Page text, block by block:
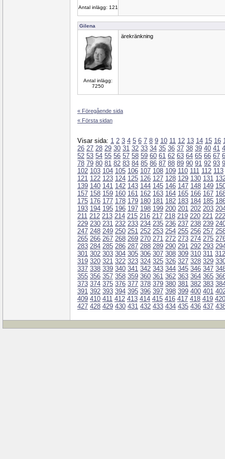
Antal inlägg: 121
Gilena
Antal inlägg:
7250
ärekränkning
« Föregående sida
« Första sidan
Visar sida: 1 2 3 4 5 6 7 8 9 10 11 12 13 14 15 16
26 27 28 29 30 31 32 33 34 35 36 37 38 39 40 41
52 53 54 55 56 57 58 59 60 61 62 63 64 65 66 67
78 79 80 81 82 83 84 85 86 87 88 89 90 91 92 93
102 103 104 105 106 107 108 109 110 111 112 113
121 122 123 124 125 126 127 128 129 130 131
139 140 141 142 143 144 145 146 147 148 149
157 158 159 160 161 162 163 164 165 166 167
175 176 177 178 179 180 181 182 183 184 185
193 194 195 196 197 198 199 200 201 202 203
211 212 213 214 215 216 217 218 219 220 221 222
229 230 231 232 233 234 235 236 237 238 239
247 248 249 250 251 252 253 254 255 256 257
265 266 267 268 269 270 271 272 273 274 275
283 284 285 286 287 288 289 290 291 292 293
301 302 303 304 305 306 307 308 309 310 311 312
319 320 321 322 323 324 325 326 327 328 329
337 338 339 340 341 342 343 344 345 346 347
355 356 357 358 359 360 361 362 363 364 365
373 374 375 376 377 378 379 380 381 382 383
391 392 393 394 395 396 397 398 399 400 401
409 410 411 412 413 414 415 416 417 418 419 420
427 428 429 430 431 432 433 434 435 436 437